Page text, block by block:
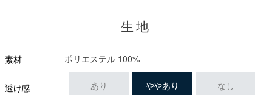
生地
素材 ポリエステル 100%
透け感 あり ややあり なし